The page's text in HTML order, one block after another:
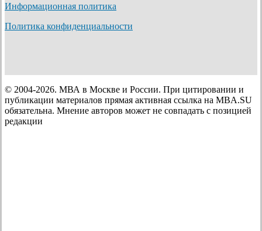
Информационная политика
Политика конфиденциальности
© 2004-2026. МВА в Москве и России. При цитировании и
публикации материалов прямая активная ссылка на MBA.SU
обязательна. Мнение авторов может не совпадать с позицией
редакции